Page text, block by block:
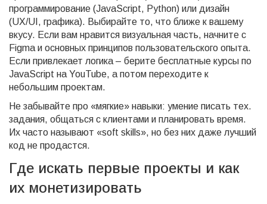
программирование (JavaScript, Python) или дизайн
(UX/UI, графика). Выбирайте то, что ближе к вашему
вкусу. Если вам нравится визуальная часть, начните с
Figma и основных принципов пользовательского опыта.
Если привлекает логика – берите бесплатные курсы по
JavaScript на YouTube, а потом переходите к
небольшим проектам.
Не забывайте про «мягкие» навыки: умение писать тех.
задания, общаться с клиентами и планировать время.
Их часто называют «soft skills», но без них даже лучший
код не продастся.
Где искать первые проекты и как
их монетизировать